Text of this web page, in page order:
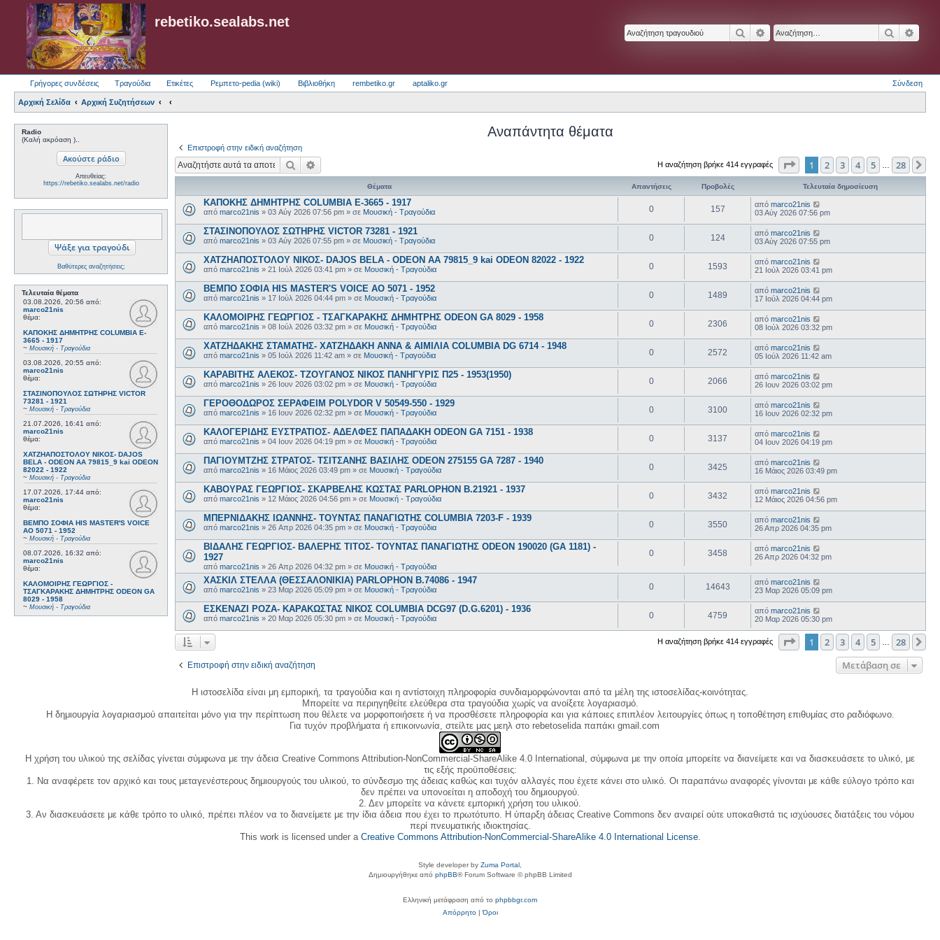
rebetiko.sealabs.net
ΑναζήτησηΕιδική αναζήτηση
Γρήγορες συνδέσεις Τραγούδια Ετικέτες Ρεμπετο-pedia (wiki) Βιβλιοθήκη rembetiko.gr aptaliko.gr Σύνδεση
Αρχική Σελίδα Αρχική Συζητήσεων
Radio
(Καλή ακρόαση )..
Απευθείας:
https://rebetiko.sealabs.net/radio
Βαθύτερες αναζητήσεις;
Τελευταία θέματα
03.08.2026, 20:56 από:
marco21nis
θέμα:
ΚΑΠΟΚΗΣ ΔΗΜΗΤΡΗΣ COLUMBIA E-
3665 - 1917
~ Μουσική - Τραγούδια
03.08.2026, 20:55 από:
marco21nis
θέμα:
ΣΤΑΣΙΝΟΠΟΥΛΟΣ ΣΩΤΗΡΗΣ VICTOR
73281 - 1921
~ Μουσική - Τραγούδια
21.07.2026, 16:41 από:
marco21nis
θέμα:
ΧΑΤΖΗΑΠΟΣΤΟΛΟΥ ΝΙΚΟΣ- DAJOS
BELA - ODEON AA 79815_9 kai ODEON
82022 - 1922
~ Μουσική - Τραγούδια
17.07.2026, 17:44 από:
marco21nis
θέμα:
ΒΕΜΠΟ ΣΟΦΙΑ HIS MASTER'S VOICE
AO 5071 - 1952
~ Μουσική - Τραγούδια
08.07.2026, 16:32 από:
marco21nis
θέμα:
ΚΑΛΟΜΟΙΡΗΣ ΓΕΩΡΓΙΟΣ -
ΤΣΑΓΚΑΡΑΚΗΣ ΔΗΜΗΤΡΗΣ ODEON GA
8029 - 1958
~ Μουσική - Τραγούδια
Αναπάντητα θέματα
Επιστροφή στην ειδική αναζήτηση
Αναζήτηση Η αναζήτηση βρήκε 414 εγγραφές Σελίδα1 από 28
1 2 3 4 5 28
Θέματα Απαντήσεις Προβολές Τελευταία δημοσίευση
ΚΑΠΟΚΗΣ ΔΗΜΗΤΡΗΣ COLUMBIA E-3665 - 1917
από marco21nis » 03 Αύγ 2026 07:56 pm » σε Μουσική - Τραγούδια 0 157 από marco21nis
03 Αύγ 2026 07:56 pm
ΣΤΑΣΙΝΟΠΟΥΛΟΣ ΣΩΤΗΡΗΣ VICTOR 73281 - 1921
από marco21nis » 03 Αύγ 2026 07:55 pm » σε Μουσική - Τραγούδια 0 124 από marco21nis
03 Αύγ 2026 07:55 pm
ΧΑΤΖΗΑΠΟΣΤΟΛΟΥ ΝΙΚΟΣ- DAJOS BELA - ODEON AA 79815_9 kai ODEON 82022 - 1922
από marco21nis » 21 Ιούλ 2026 03:41 pm » σε Μουσική - Τραγούδια 0 1593 από marco21nis
21 Ιούλ 2026 03:41 pm
ΒΕΜΠΟ ΣΟΦΙΑ HIS MASTER'S VOICE AO 5071 - 1952
από marco21nis » 17 Ιούλ 2026 04:44 pm » σε Μουσική - Τραγούδια 0 1489 από marco21nis
17 Ιούλ 2026 04:44 pm
ΚΑΛΟΜΟΙΡΗΣ ΓΕΩΡΓΙΟΣ - ΤΣΑΓΚΑΡΑΚΗΣ ΔΗΜΗΤΡΗΣ ODEON GA 8029 - 1958
από marco21nis » 08 Ιούλ 2026 03:32 pm » σε Μουσική - Τραγούδια 0 2306 από marco21nis
08 Ιούλ 2026 03:32 pm
ΧΑΤΖΗΔΑΚΗΣ ΣΤΑΜΑΤΗΣ- ΧΑΤΖΗΔΑΚΗ ΑΝΝΑ & ΑΙΜΙΛΙΑ COLUMBIA DG 6714 - 1948
από marco21nis » 05 Ιούλ 2026 11:42 am » σε Μουσική - Τραγούδια 0 2572 από marco21nis
05 Ιούλ 2026 11:42 am
ΚΑΡΑΒΙΤΗΣ ΑΛΕΚΟΣ- ΤΖΟΥΓΑΝΟΣ ΝΙΚΟΣ ΠΑΝΗΓΥΡΙΣ Π25 - 1953(1950)
από marco21nis » 26 Ιουν 2026 03:02 pm » σε Μουσική - Τραγούδια 0 2066 από marco21nis
26 Ιουν 2026 03:02 pm
ΓΕΡΟΘΟΔΩΡΟΣ ΣΕΡΑΦΕΙΜ POLYDOR V 50549-550 - 1929
από marco21nis » 16 Ιουν 2026 02:32 pm » σε Μουσική - Τραγούδια 0 3100 από marco21nis
16 Ιουν 2026 02:32 pm
ΚΑΛΟΓΕΡΙΔΗΣ ΕΥΣΤΡΑΤΙΟΣ- ΑΔΕΛΦΕΣ ΠΑΠΑΔΑΚΗ ODEON GA 7151 - 1938
από marco21nis » 04 Ιουν 2026 04:19 pm » σε Μουσική - Τραγούδια 0 3137 από marco21nis
04 Ιουν 2026 04:19 pm
ΠΑΓΙΟΥΜΤΖΗΣ ΣΤΡΑΤΟΣ- ΤΣΙΤΣΑΝΗΣ ΒΑΣΙΛΗΣ ODEON 275155 GA 7287 - 1940
από marco21nis » 16 Μάιος 2026 03:49 pm » σε Μουσική - Τραγούδια 0 3425 από marco21nis
16 Μάιος 2026 03:49 pm
ΚΑΒΟΥΡΑΣ ΓΕΩΡΓΙΟΣ- ΣΚΑΡΒΕΛΗΣ ΚΩΣΤΑΣ PARLOPHON B.21921 - 1937
από marco21nis » 12 Μάιος 2026 04:56 pm » σε Μουσική - Τραγούδια 0 3432 από marco21nis
12 Μάιος 2026 04:56 pm
ΜΠΕΡΝΙΔΑΚΗΣ ΙΩΑΝΝΗΣ- ΤΟΥΝΤΑΣ ΠΑΝΑΓΙΩΤΗΣ COLUMBIA 7203-F - 1939
από marco21nis » 26 Απρ 2026 04:35 pm » σε Μουσική - Τραγούδια 0 3550 από marco21nis
26 Απρ 2026 04:35 pm
ΒΙΔΑΛΗΣ ΓΕΩΡΓΙΟΣ- ΒΑΛΕΡΗΣ ΤΙΤΟΣ- ΤΟΥΝΤΑΣ ΠΑΝΑΓΙΩΤΗΣ ODEON 190020 (GA 1181) -
1927
από marco21nis » 26 Απρ 2026 04:32 pm » σε Μουσική - Τραγούδια
0 3458 από marco21nis
26 Απρ 2026 04:32 pm
ΧΑΣΚΙΛ ΣΤΕΛΛΑ (ΘΕΣΣΑΛΟΝΙΚΙΑ) PARLOPHON B.74086 - 1947
από marco21nis » 23 Μαρ 2026 05:09 pm » σε Μουσική - Τραγούδια 0 14643 από marco21nis
23 Μαρ 2026 05:09 pm
ΕΣΚΕΝΑΖΙ ΡΟΖΑ- ΚΑΡΑΚΩΣΤΑΣ ΝΙΚΟΣ COLUMBIA DCG97 (D.G.6201) - 1936
από marco21nis » 20 Μαρ 2026 05:30 pm » σε Μουσική - Τραγούδια 0 4759 από marco21nis
20 Μαρ 2026 05:30 pm
Η αναζήτηση βρήκε 414 εγγραφές Σελίδα1 από 28
1 2 3 4 5 28
Επιστροφή στην ειδική αναζήτηση Μετάβαση σε
Η ιστοσελίδα είναι μη εμπορική, τα τραγούδια και η αντίστοιχη πληροφορία συνδιαμορφώνονται από τα μέλη της ιστοσελίδας-κοινότητας.
Μπορείτε να περιηγηθείτε ελεύθερα στα τραγούδια χωρίς να ανοίξετε λογαριασμό.
Η δημιουργία λογαριασμού απαιτείται μόνο για την περίπτωση που θέλετε να μορφοποιήσετε ή να προσθέσετε πληροφορία και για κάποιες επιπλέον λειτουργίες όπως η τοποθέτηση επιθυμίας στο ραδιόφωνο.
Για τυχόν προβλήματα ή επικοινωνία, στείλτε μας μεηλ στο rebetoselida παπάκι gmail.com
Η χρήση του υλικού της σελίδας γίνεται σύμφωνα με την άδεια Creative Commons Attribution-NonCommercial-ShareAlike 4.0 International, σύμφωνα με την οποία μπορείτε να διανείμετε και να διασκευάσετε το υλικό, με
τις εξής προϋποθέσεις:
1. Να αναφέρετε τον αρχικό και τους μεταγενέστερους δημιουργούς του υλικού, το σύνδεσμο της άδειας καθώς και τυχόν αλλαγές που έχετε κάνει στο υλικό. Οι παραπάνω αναφορές γίνονται με κάθε εύλογο τρόπο και
δεν πρέπει να υπονοείται η αποδοχή του δημιουργού.
2. Δεν μπορείτε να κάνετε εμπορική χρήση του υλικού.
3. Αν διασκευάσετε με κάθε τρόπο το υλικό, πρέπει πλέον να το διανείμετε με την ίδια άδεια που έχει το πρωτότυπο. Η ύπαρξη άδειας Creative Commons δεν αναιρεί ούτε υποκαθιστά τις ισχύουσες διατάξεις του νόμου
περί πνευματικής ιδιοκτησίας.
This work is licensed under a Creative Commons Attribution-NonCommercial-ShareAlike 4.0 International License.
Style developer by Zuma Portal
Δημιουργήθηκε από phpBB® Forum Software © phpBB Limited
Ελληνική μετάφραση από το phpbbgr.com
Απόρρητο|Όροι